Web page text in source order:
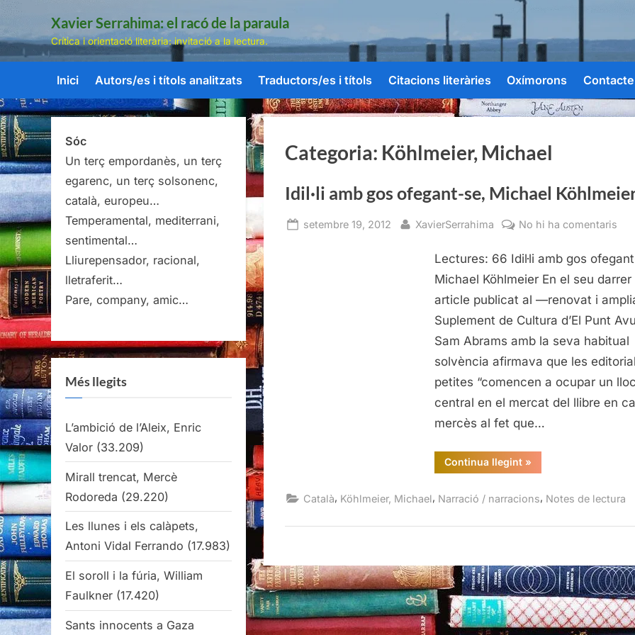
Skip
content
Xavier Serrahima: el racó de la paraula
Crítica i orientació literària: invitació a la lectura.
Inici Autors/es i títols analitzats Traductors/es i títols Citacions literàries Oxímorons Contacte
Categoria: Köhlmeier, Michael
Idil·li amb gos ofegant-se, Michael
Posted
setembre 19, 2012 By
XavierSerrahima No hi ha comentaris
gos
Lectures: 66 Idil·li amb gos
Michael Köhlmeier En el seu darrer
article publicat al —renovat i
Suplement de Cultura d’El Punt
Sam Abrams amb la seva habitual
solvència afirmava que les
petites “comencen a ocupar un
central en el mercat del llibre en
mercès al fet que…
Continua llegint“Idil·li
amb
se,
»
Català, Köhlmeier, Michael, Narració / narracions, Notes de lectura
Sóc
Un terç empordanès, un terç
egarenc, un terç solsonenc,
català, europeu…
Temperamental, mediterrani,
sentimental…
Lliurepensador, racional,
lletraferit…
Pare, company, amic…
Més llegits
L’ambició de l’Aleix, Enric
Valor (33.209)
Mirall trencat, Mercè
Rodoreda (29.220)
Les llunes i els calàpets,
Antoni Vidal Ferrando (17.983)
El soroll i la fúria, William
Faulkner (17.420)
Sants innocents a Gaza